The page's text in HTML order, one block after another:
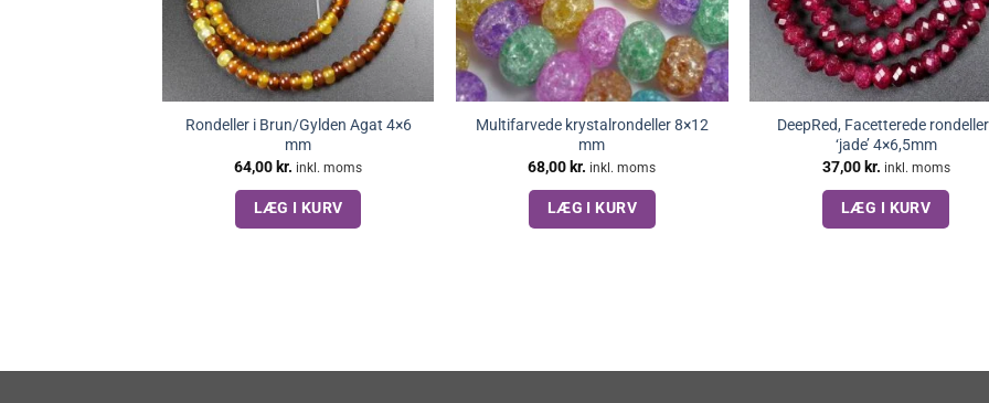
Rondeller i Brun/Gylden Agat 4×6
mm
64,00 kr. inkl. moms
LÆG I KURV
Multifarvede krystalrondeller 8×12
mm
68,00 kr. inkl. moms
LÆG I KURV
DeepRed, Facetterede
‘jade’ 4×6,5mm
37,00 kr. inkl. moms
LÆG I KURV